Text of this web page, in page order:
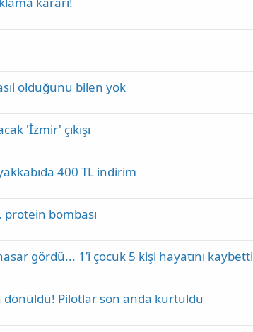
olduğunu bilen yok
'İzmir' çıkışı
400 TL indirim
bombası
gördü... 1’i çocuk 5 kişi hayatını kaybetti
dönüldü! Pilotlar son anda kurtuldu